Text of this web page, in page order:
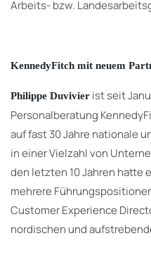
Arbeits- bzw.
KennedyFitch mit neuem
Philippe Duvivier ist seit
Personalberatung
auf fast 30 Jahre nationale
in einer Vielzahl von
den letzten 10 Jahren hatte
mehrere
Customer Experience
nordischen und